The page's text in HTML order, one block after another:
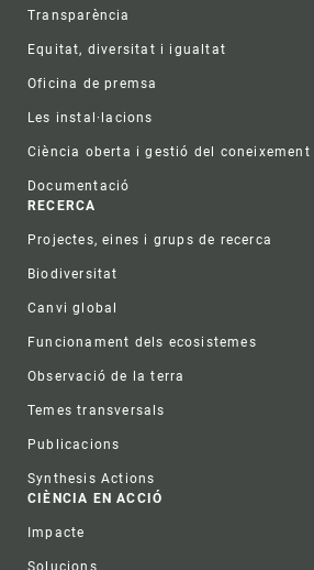
Transparència
Equitat, diversitat i igualtat
Oficina de premsa
Les instal·lacions
Ciència oberta i gestió del coneixement
Documentació
RECERCA
Projectes, eines i grups de recerca
Biodiversitat
Canvi global
Funcionament dels ecosistemes
Observació de la terra
Temes transversals
Publicacions
Synthesis Actions
CIÈNCIA EN ACCIÓ
Impacte
Solucions